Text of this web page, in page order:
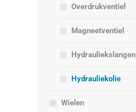
Overdrukventiel
Magneetventiel
Hydrauliekslangen
Hydrauliekolie
Wielen